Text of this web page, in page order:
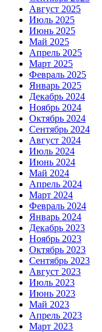
Август 2025
Июль 2025
Июнь 2025
Май 2025
Апрель 2025
Март 2025
Февраль 2025
Январь 2025
Декабрь 2024
Ноябрь 2024
Октябрь 2024
Сентябрь 2024
Август 2024
Июль 2024
Июнь 2024
Май 2024
Апрель 2024
Март 2024
Февраль 2024
Январь 2024
Декабрь 2023
Ноябрь 2023
Октябрь 2023
Сентябрь 2023
Август 2023
Июль 2023
Июнь 2023
Май 2023
Апрель 2023
Март 2023